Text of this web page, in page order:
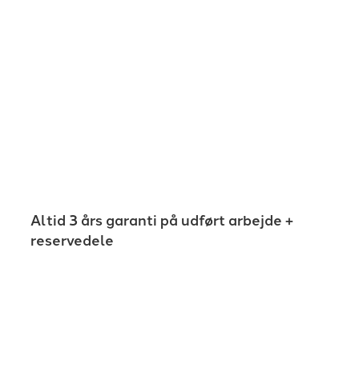
Altid 3 års garanti på udført arbejde +
reservedele